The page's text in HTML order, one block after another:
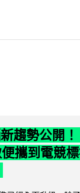
趨勢公開
攜到電競標